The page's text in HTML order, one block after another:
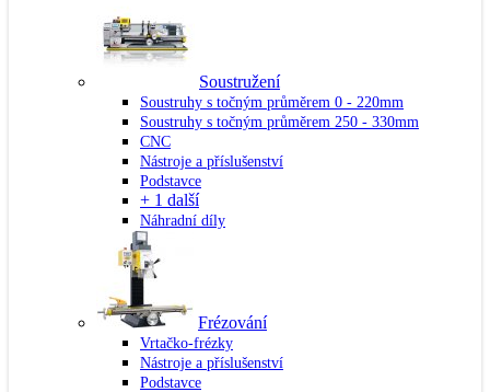
Soustružení
Soustruhy s točným průměrem 0 - 220mm
Soustruhy s točným průměrem 250 - 330mm
CNC
Nástroje a příslušenství
Podstavce
+ 1 další
Náhradní díly
Frézování
Vrtačko-frézky
Nástroje a příslušenství
Podstavce